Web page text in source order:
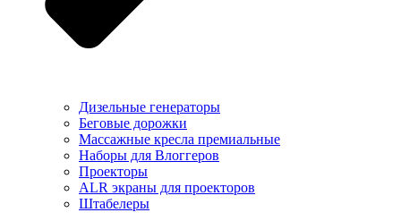
Дизельные генераторы
Беговые дорожки
Массажные кресла премиальные
Наборы для Влоггеров
Проекторы
ALR экраны для проекторов
Штабелеры